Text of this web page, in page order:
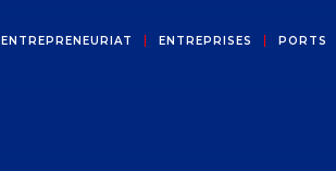
ENTREPRENEURIAT ENTREPRISES PORTS